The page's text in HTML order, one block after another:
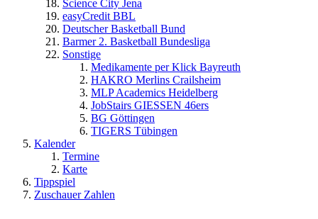
Science City Jena
easyCredit BBL
Deutscher Basketball Bund
Barmer 2. Basketball Bundesliga
Sonstige
Medikamente per Klick Bayreuth
HAKRO Merlins Crailsheim
MLP Academics Heidelberg
JobStairs GIESSEN 46ers
BG Göttingen
TIGERS Tübingen
Kalender
Termine
Karte
Tippspiel
Zuschauer Zahlen